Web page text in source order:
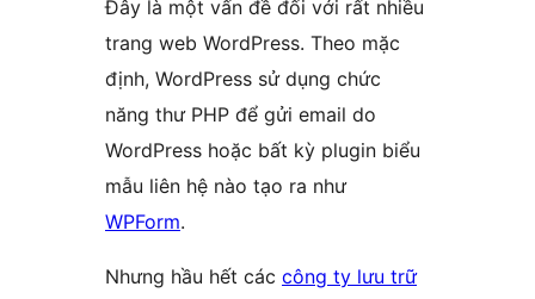
Đây là một vấn đề đối với rất nhiều
trang web WordPress. Theo mặc
định, WordPress sử dụng chức
năng thư PHP để gửi email do
WordPress hoặc bất kỳ plugin biểu
mẫu liên hệ nào tạo ra như
WPForm.
Nhưng hầu hết các công ty lưu trữ